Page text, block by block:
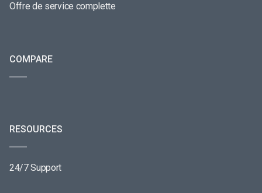
Offre de service complette
COMPARE
RESOURCES
24/7 Support